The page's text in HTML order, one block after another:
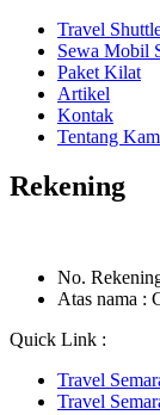
Travel
Sewa Mobil
Paket Kilat
Artikel
Kontak
Tentang
Rekening
No.
Atas nama :
Quick Link :
Travel
Travel